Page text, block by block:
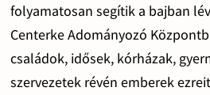
folyamatosan segítik a bajban
Centerke Adományozó
családok, idősek, kórházak,
szervezetek révén emberek